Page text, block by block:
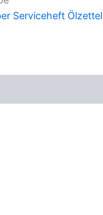
Serviceheft Ölzettel